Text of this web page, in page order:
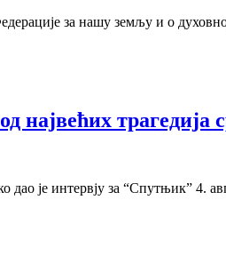
за нашу земљу и о
највећих
је интервју за “Спутњик” 4.